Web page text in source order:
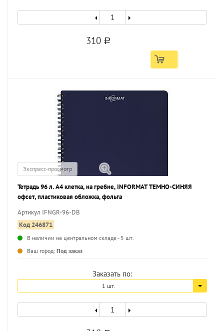
310 a
Экспресс-просмотр
Тетрадь 96 л. А4 клетка, на гребне, INFORMAT ТЕМНО-СИНЯЯ
офсет, пластиковая обложка, фольга
Артикул IFNGR-96-DB
Код 246871
В наличии на центральном складе - 5 шт.
Ваш город: Под заказ
Заказать по:
1 шт.